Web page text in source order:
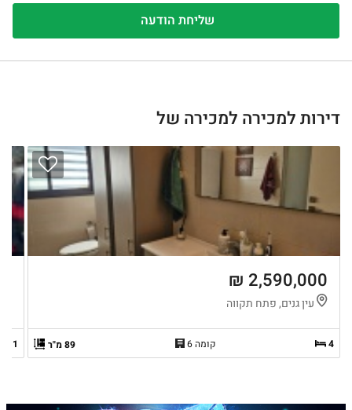
דירות למכירה למכירה של
2,590,000 ₪
עין גנים, פתח תקווה
4 קומה 6 89 מ"ר 1